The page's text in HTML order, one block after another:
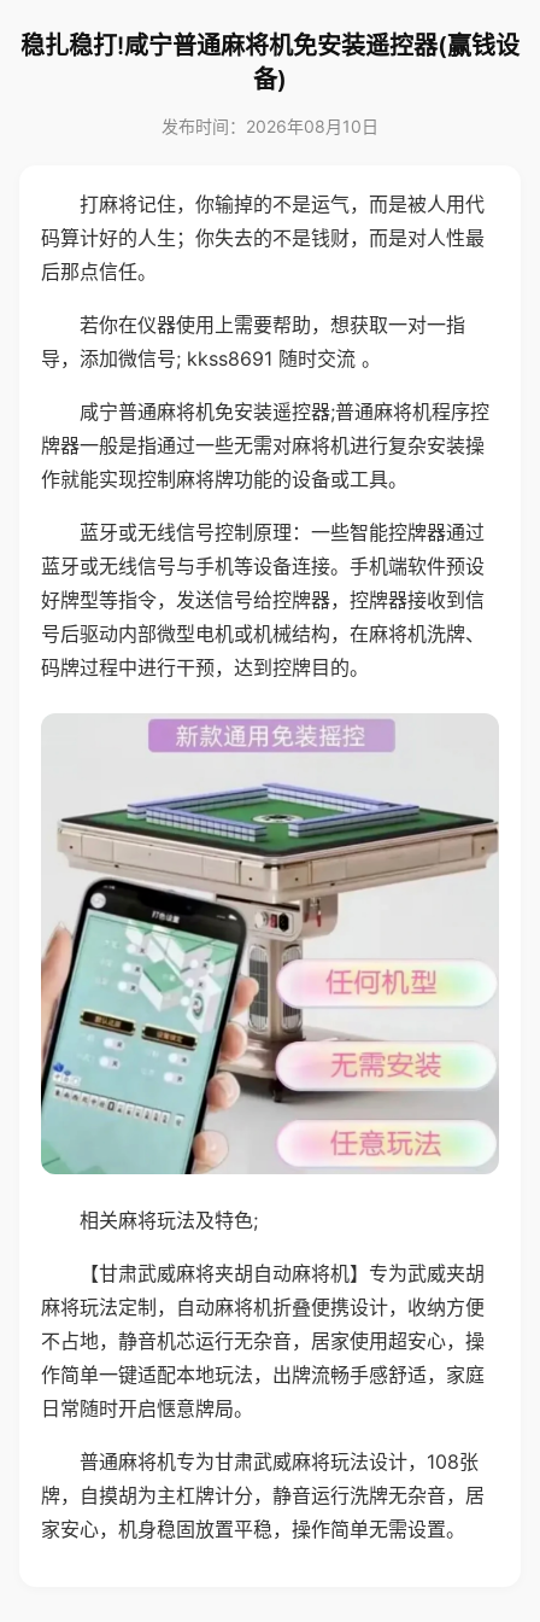
稳扎稳打!咸宁普通麻将机免安装遥控器(赢钱设
备)
发布时间：2026年08月10日
打麻将记住，你输掉的不是运气，而是被人用代
码算计好的人生；你失去的不是钱财，而是对人性最
后那点信任。
若你在仪器使用上需要帮助，想获取一对一指
导，添加微信号; kkss8691 随时交流 。
咸宁普通麻将机免安装遥控器;普通麻将机程序控
牌器一般是指通过一些无需对麻将机进行复杂安装操
作就能实现控制麻将牌功能的设备或工具。
蓝牙或无线信号控制原理：一些智能控牌器通过
蓝牙或无线信号与手机等设备连接。手机端软件预设
好牌型等指令，发送信号给控牌器，控牌器接收到信
号后驱动内部微型电机或机械结构，在麻将机洗牌、
码牌过程中进行干预，达到控牌目的。
相关麻将玩法及特色;
【甘肃武威麻将夹胡自动麻将机】专为武威夹胡
麻将玩法定制，自动麻将机折叠便携设计，收纳方便
不占地，静音机芯运行无杂音，居家使用超安心，操
作简单一键适配本地玩法，出牌流畅手感舒适，家庭
日常随时开启惬意牌局。
普通麻将机专为甘肃武威麻将玩法设计，108张
牌，自摸胡为主杠牌计分，静音运行洗牌无杂音，居
家安心，机身稳固放置平稳，操作简单无需设置。